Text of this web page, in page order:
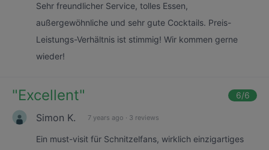
Sehr freundlicher Service, tolles Essen,
außergewöhnliche und sehr gute Cocktails. Preis-
Leistungs-Verhältnis ist stimmig! Wir kommen gerne
wieder!
"Excellent" 6/6
Simon K. 7 years ago · 3 reviews
Ein must-visit für Schnitzelfans, wirklich einzigartiges